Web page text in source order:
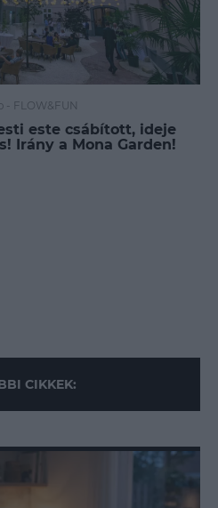
- FLOW&FUN
este csábított, ideje
Irány a Mona Garden!
CIKKEK: